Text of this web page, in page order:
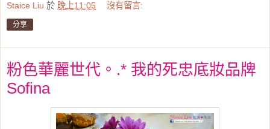
Staice Liu 於 晚上11:05 沒有留言:
分享
粉色華麗世代。.* 我的死忠底妝品牌
Sofina